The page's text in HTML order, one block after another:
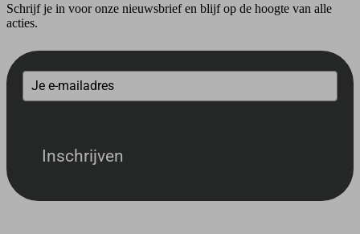
Schrijf je in voor onze nieuwsbrief en blijf op de hoogte van alle
acties.
Inschrijven